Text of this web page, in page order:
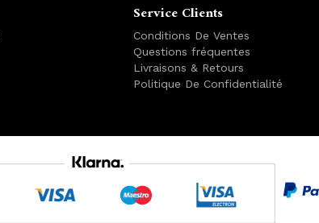
Service Clients
Conditions De Ventes
Questions fréquentes
Livraisons & Retours
Politique De Confidentialité